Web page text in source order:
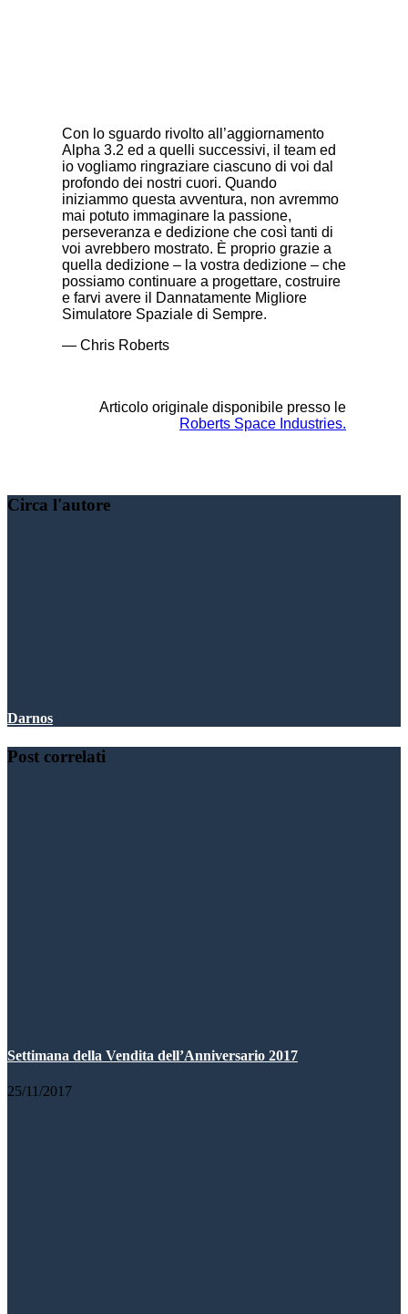
Con lo sguardo rivolto all’aggiornamento
Alpha 3.2 ed a quelli successivi, il team ed
io vogliamo ringraziare ciascuno di voi dal
profondo dei nostri cuori. Quando
iniziammo questa avventura, non avremmo
mai potuto immaginare la passione,
perseveranza e dedizione che così tanti di
voi avrebbero mostrato. È proprio grazie a
quella dedizione – la vostra dedizione – che
possiamo continuare a progettare, costruire
e farvi avere il Dannatamente Migliore
Simulatore Spaziale di Sempre.
— Chris Roberts
Articolo originale disponibile presso le
Roberts Space Industries.
Circa l'autore
Darnos
Post correlati
Settimana della Vendita dell’Anniversario 2017
25/11/2017